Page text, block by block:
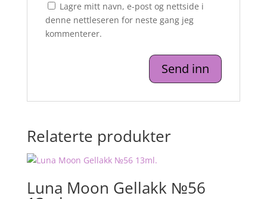
Lagre mitt navn, e-post og nettside i
denne nettleseren for neste gang jeg
kommenterer.
Relaterte produkter
Luna Moon Gellakk №56